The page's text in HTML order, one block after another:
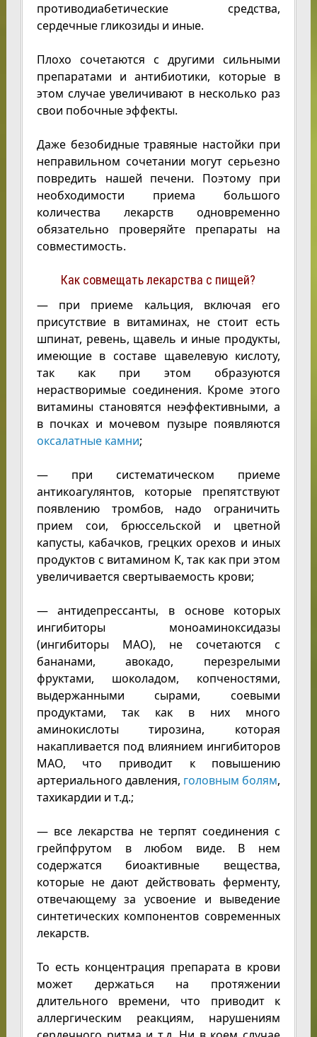
противодиабетические средства,
сердечные гликозиды и иные.
Плохо сочетаются с другими сильными
препаратами и антибиотики, которые в
этом случае увеличивают в несколько раз
свои побочные эффекты.
Даже безобидные травяные настойки при
неправильном сочетании могут серьезно
повредить нашей печени. Поэтому при
необходимости приема большого
количества лекарств одновременно
обязательно проверяйте препараты на
совместимость.
Как совмещать лекарства с пищей?
— при приеме кальция, включая его
присутствие в витаминах, не стоит есть
шпинат, ревень, щавель и иные продукты,
имеющие в составе щавелевую кислоту,
так как при этом образуются
нерастворимые соединения. Кроме этого
витамины становятся неэффективными, а
в почках и мочевом пузыре появляются
оксалатные камни;
— при систематическом приеме
антикоагулянтов, которые препятствуют
появлению тромбов, надо ограничить
прием сои, брюссельской и цветной
капусты, кабачков, грецких орехов и иных
продуктов с витамином К, так как при этом
увеличивается свертываемость крови;
— антидепрессанты, в основе которых
ингибиторы моноаминоксидазы
(ингибиторы МАО), не сочетаются с
бананами, авокадо, перезрелыми
фруктами, шоколадом, копченостями,
выдержанными сырами, соевыми
продуктами, так как в них много
аминокислоты тирозина, которая
накапливается под влиянием ингибиторов
МАО, что приводит к повышению
артериального давления, головным болям,
тахикардии и т.д.;
— все лекарства не терпят соединения с
грейпфрутом в любом виде. В нем
содержатся биоактивные вещества,
которые не дают действовать ферменту,
отвечающему за усвоение и выведение
синтетических компонентов современных
лекарств.
То есть концентрация препарата в крови
может держаться на протяжении
длительного времени, что приводит к
аллергическим реакциям, нарушениям